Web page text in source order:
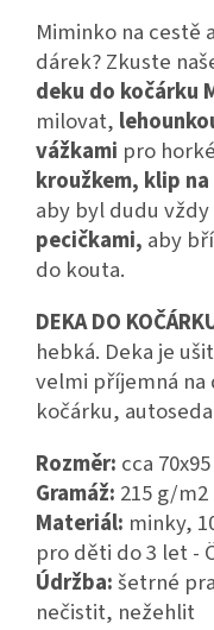
Miminko na cestě
dárek? Zkuste
deku do kočárku
milovat,
vážkami pro
kroužkem, klip
aby byl dudu vždy
pecičkami, aby
do kouta.
DEKA DO
hebká. Deka je
velmi příjemná
kočárku,
Rozměr: cca
Gramáž: 215 g/m2
Materiál: minky,
pro děti do 3 let -
Údržba:šetrné
nečistit, nežehlit